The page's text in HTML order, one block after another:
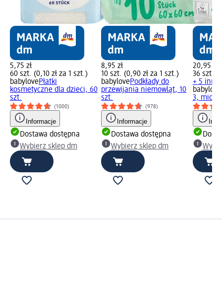
5,75 zł
60 szt. (0,10 zł za 1 szt.)
babylovePłatki
kosmetyczne dla dzieci, 60
szt.
(1000)
Informacje
Dostawa dostępna
Wybierz sklep dm
8,95 zł
10 szt. (0,90 zł za 1 szt.)
babylovePodkłady do
przewijania niemowląt, 10
szt.
(978)
Informacje
Dostawa dostępna
Wybierz sklep dm
20,95 zł
36 szt.
+ 5 inne
babylove
3, midi,